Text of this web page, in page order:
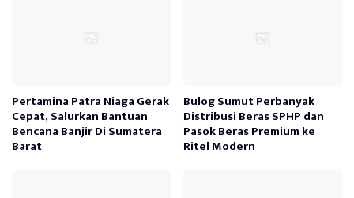
Pertamina Patra Niaga Gerak
Cepat, Salurkan Bantuan
Bencana Banjir Di Sumatera
Barat
Bulog Sumut Perbanyak
Distribusi Beras SPHP dan
Pasok Beras Premium ke
Ritel Modern